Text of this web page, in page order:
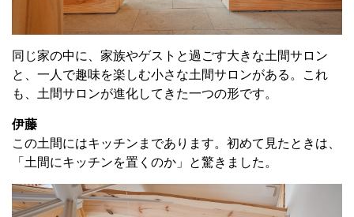
同じ家の中に、家族やゲストと過ごす大きな土間サロン
と、一人で趣味を楽しむ小さな土間サロンがある。これ
も、土間サロンが進化してきた一つの形です。
伊藤
この土間にはキッチンまであります。初めて見たときは、
「土間にキッチンを置くのか」と驚きました。